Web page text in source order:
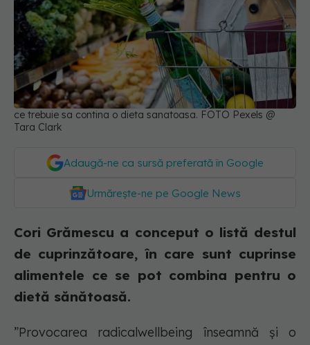
ce trebuie sa contina o dieta sanatoasa. FOTO Pexels @
Tara Clark
Adaugă-ne ca sursă preferată în Google
Urmărește-ne pe Google News
Cori Grămescu a conceput o listă destul
de cuprinzătoare, în care sunt cuprinse
alimentele ce se pot combina pentru o
dietă sănătoasă.
”Provocarea radicalwellbeing înseamnă și o